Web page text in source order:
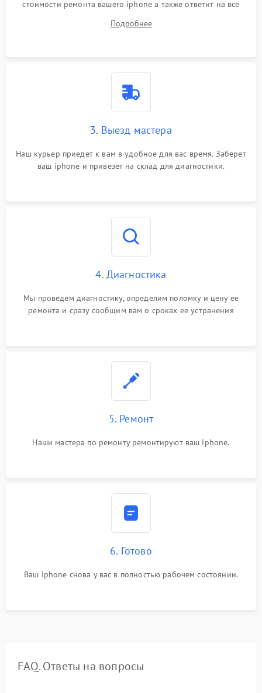
стоимости ремонта вашего iphone а также ответит на все
Подробнее
3. Выезд мастера
Наш курьер приедет к вам в удобное для вас время. Заберет
ваш iphone и привезет на склад для диагностики.
4. Диагностика
Мы проведем диагностику, определим поломку и цену ее
ремонта и сразу сообщим вам о сроках ее устранения
5. Ремонт
Наши мастера по ремонту ремонтируют ваш iphone.
6. Готово
Ваш iphone снова у вас в полностью рабочем состоянии.
FAQ. Ответы на вопросы